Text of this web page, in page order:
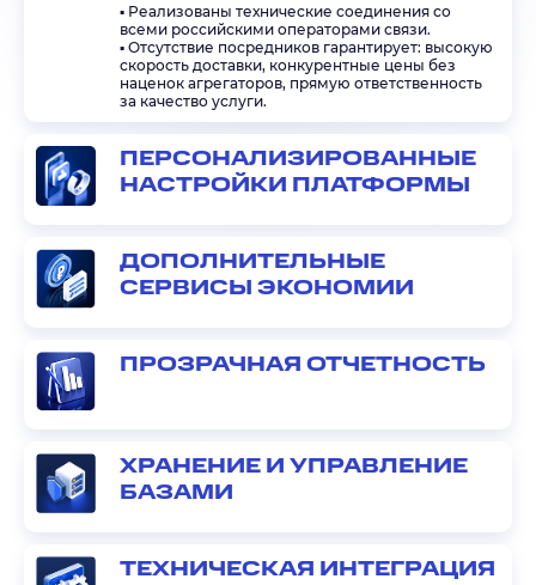
▪️ Реализованы технические соединения со
всеми российскими операторами связи.
▪️ Отсутствие посредников гарантирует: высокую
скорость доставки, конкурентные цены без
наценок агрегаторов, прямую ответственность
за качество услуги.
ПЕРСОНАЛИЗИРОВАННЫЕ
НАСТРОЙКИ ПЛАТФОРМЫ
ДОПОЛНИТЕЛЬНЫЕ
СЕРВИСЫ ЭКОНОМИИ
ПРОЗРАЧНАЯ ОТЧЕТНОСТЬ
ХРАНЕНИЕ И УПРАВЛЕНИЕ
БАЗАМИ
ТЕХНИЧЕСКАЯ ИНТЕГРАЦИЯ